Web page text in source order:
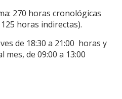
270 horas cronológicas
horas indirectas).
de 18:30 a 21:00 horas y
mes, de 09:00 a 13:00